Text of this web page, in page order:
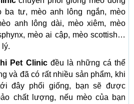
ba tư, mèo anh lông ngắn, mèo
anh lông dài, mèo xiêm, mèo
mèo ai cập, mèo scottish…
Pet Clinicđều là những cá thể
và đã có rất nhiều sản phẩm, khi
đây phối giống, bạn sẽ được
chất lượng, nếu mèo của bạn